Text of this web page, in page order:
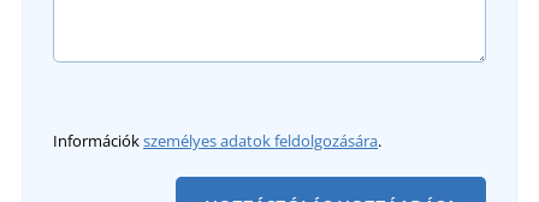
Információkszemélyes adatok feldolgozására.